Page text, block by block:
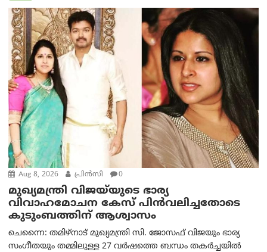
Aug 8, 2026 പ്രിന്‍സി 0
മുഖ്യമന്ത്രി വിജയ്‌യുടെ ഭാര്യ
വിവാഹമോചന കേസ് പിൻവലിച്ചതോടെ
കുടുംബത്തിന് ആശ്വാസം
ചെന്നൈ: തമിഴ്‌നാട് മുഖ്യമന്ത്രി സി. ജോസഫ് വിജയും ഭാര്യ
സംഗീതയും തമ്മിലുള്ള 27 വർഷത്തെ ബന്ധം തകർച്ചയിൽ